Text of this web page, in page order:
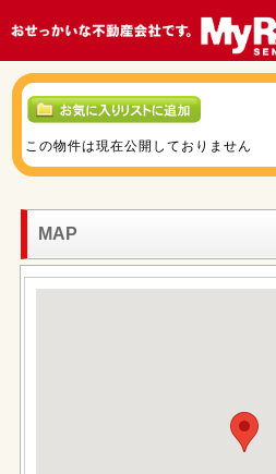
この物件は現在公開しておりません
MAP